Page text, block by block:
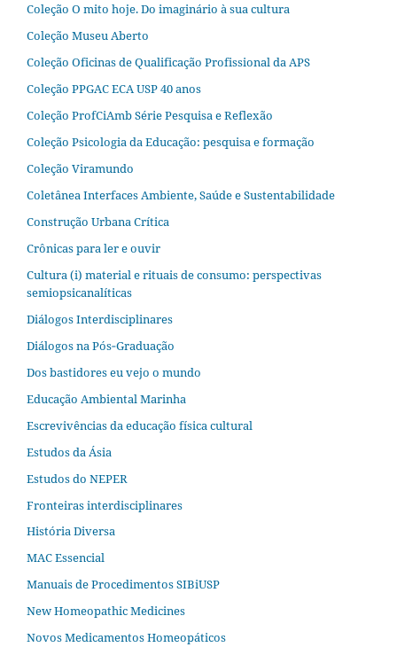
Coleção O mito hoje. Do imaginário à sua cultura
Coleção Museu Aberto
Coleção Oficinas de Qualificação Profissional da APS
Coleção PPGAC ECA USP 40 anos
Coleção ProfCiAmb Série Pesquisa e Reflexão
Coleção Psicologia da Educação: pesquisa e formação
Coleção Viramundo
Coletânea Interfaces Ambiente, Saúde e Sustentabilidade
Construção Urbana Crítica
Crônicas para ler e ouvir
Cultura (i) material e rituais de consumo: perspectivas
semiopsicanalíticas
Diálogos Interdisciplinares
Diálogos na Pós‐Graduação
Dos bastidores eu vejo o mundo
Educação Ambiental Marinha
Escrevivências da educação física cultural
Estudos da Ásia​
Estudos do NEPER
Fronteiras interdisciplinares
História Diversa
MAC Essencial
Manuais de Procedimentos SIBiUSP
New Homeopathic Medicines
Novos Medicamentos Homeopáticos